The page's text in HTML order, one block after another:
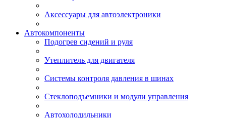
Аксессуары для автоэлектроники
Автокомпоненты
Подогрев сидений и руля
Утеплитель для двигателя
Системы контроля давления в шинах
Стеклоподъемники и модули управления
Автохолодильники